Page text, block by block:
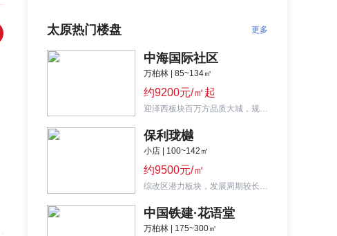
太原热门楼盘 更多
中海国际社区
万柏林 | 85~134㎡
约9200元/㎡起
迎泽西板块百万方品质大城，规划也太丰富，生活配套齐全，适合刚需置业客群。
保利珑樾
小店 | 100~142㎡
约9500元/㎡
综改区潜力板块，发展周期较长，适合短时间无入住需求的置业客群。
中国铁建·花语堂
万柏林 | 175~300㎡